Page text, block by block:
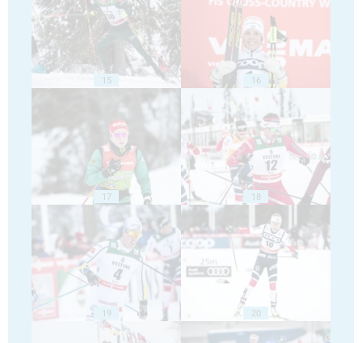
15 16
17 18
19 20